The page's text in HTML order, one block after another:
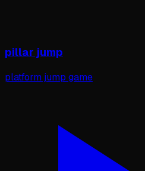
pillar jump
platform jump game